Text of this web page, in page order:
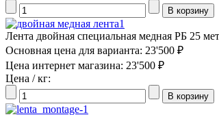
Лента двойная специальная медная РБ 25
Основная цена для варианта: 23'500 ₽
Цена интернет магазина: 23'500 ₽
Цена / кг: